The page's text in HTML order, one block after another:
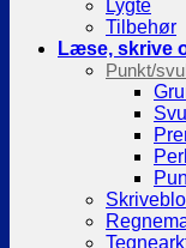
Lygte
Tilbehør
Læse, skrive
Punkt/